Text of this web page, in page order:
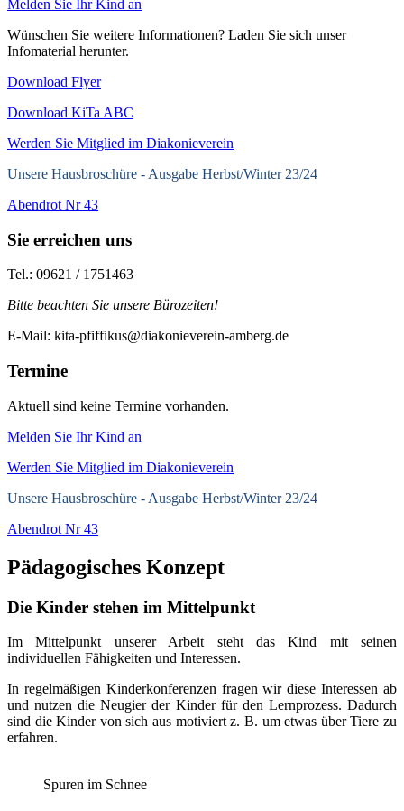
Melden Sie Ihr Kind an
Wünschen Sie weitere Informationen? Laden Sie sich unser
Infomaterial herunter.
Download Flyer
Download KiTa ABC
Werden Sie Mitglied im Diakonieverein
Unsere Hausbroschüre - Ausgabe Herbst/Winter 23/24
Abendrot Nr 43
Sie erreichen uns
Tel.: 09621 / 1751463
Bitte beachten Sie unsere Bürozeiten!
E-Mail: kita-pfiffikus@diakonieverein-amberg.de
Termine
Aktuell sind keine Termine vorhanden.
Melden Sie Ihr Kind an
Werden Sie Mitglied im Diakonieverein
Unsere Hausbroschüre - Ausgabe Herbst/Winter 23/24
Abendrot Nr 43
Pädagogisches Konzept
Die Kinder stehen im Mittelpunkt
Im Mittelpunkt unserer Arbeit steht das Kind mit seinen
individuellen Fähigkeiten und Interessen.
In regelmäßigen Kinderkonferenzen fragen wir diese Interessen ab
und nutzen die Neugier der Kinder für den Lernprozess. Dadurch
sind die Kinder von sich aus motiviert z. B. um etwas über Tiere zu
erfahren.
Spuren im Schnee